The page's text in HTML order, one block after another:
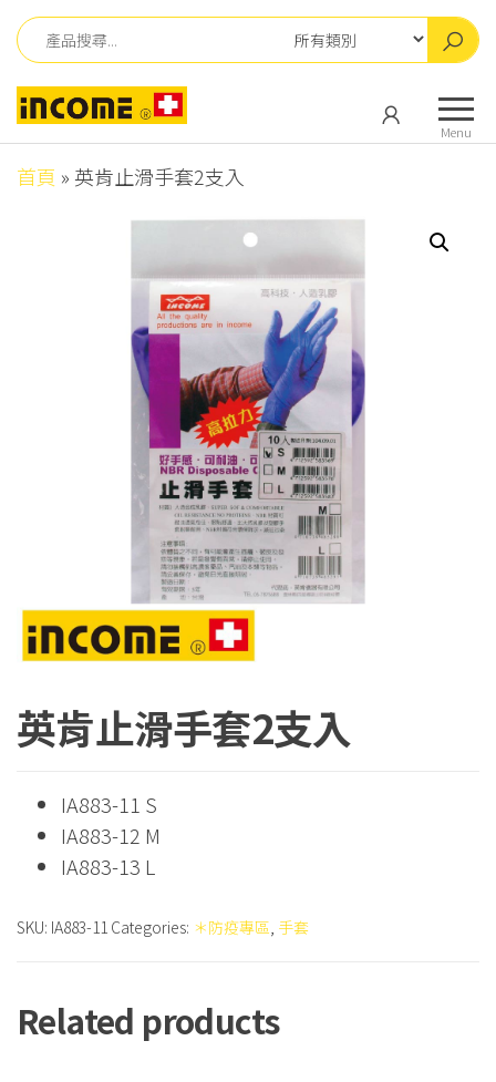
Skip
to
content
肯
儀
器
有
限
公
司
儀
器
限
Menu
首頁 » 英肯止滑手套2支入
英肯止滑手套2支入
IA883-11 S
IA883-12 M
IA883-13 L
SKU: IA883-11 Categories: ＊防疫專區, 手套
Related products